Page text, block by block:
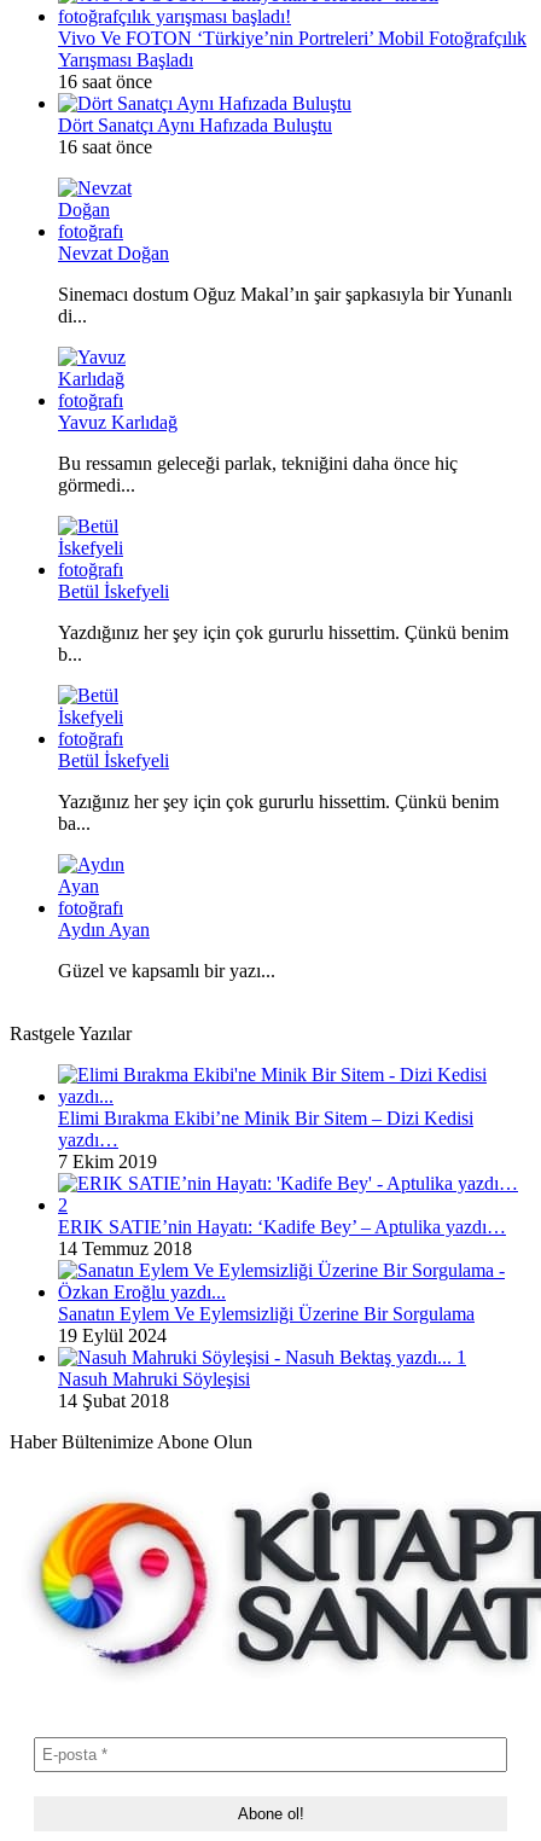
Vivo Ve FOTON ‘Türkiye’nin Portreleri’ Mobil Fotoğrafçılık
Yarışması Başladı
16 saat önce
Dört Sanatçı Aynı Hafızada Buluştu
16 saat önce
Nevzat Doğan
Sinemacı dostum Oğuz Makal’ın şair şapkasıyla bir Yunanlı
di...
Yavuz Karlıdağ
Bu ressamın geleceği parlak, tekniğini daha önce hiç
görmedi...
Betül İskefyeli
Yazdığınız her şey için çok gururlu hissettim. Çünkü benim
b...
Betül İskefyeli
Yazığınız her şey için çok gururlu hissettim. Çünkü benim
ba...
Aydın Ayan
Güzel ve kapsamlı bir yazı...
Rastgele Yazılar
Elimi Bırakma Ekibi’ne Minik Bir Sitem – Dizi Kedisi
yazdı…
7 Ekim 2019
ERIK SATIE’nin Hayatı: ‘Kadife Bey’ – Aptulika yazdı…
14 Temmuz 2018
Sanatın Eylem Ve Eylemsizliği Üzerine Bir Sorgulama
19 Eylül 2024
Nasuh Mahruki Söyleşisi
14 Şubat 2018
Haber Bültenimize Abone Olun